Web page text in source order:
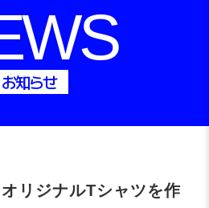
お知らせ
リジナルTシャツを作